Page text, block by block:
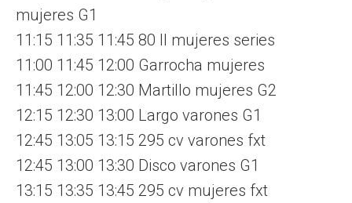
mujeres G1
11:15 11:35 11:45 80 ll mujeres series
11:00 11:45 12:00 Garrocha mujeres
11:45 12:00 12:30 Martillo mujeres G2
12:15 12:30 13:00 Largo varones G1
12:45 13:05 13:15 295 cv varones fxt
12:45 13:00 13:30 Disco varones G1
13:15 13:35 13:45 295 cv mujeres fxt